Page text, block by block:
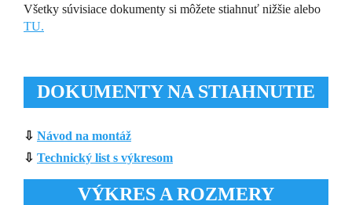
Všetky súvisiace dokumenty si môžete stiahnuť nižšie alebo
TU.
DOKUMENTY NA STIAHNUTIE
⇩ Návod na montáž
⇩ Technický list s výkresom
VÝKRES A ROZMERY